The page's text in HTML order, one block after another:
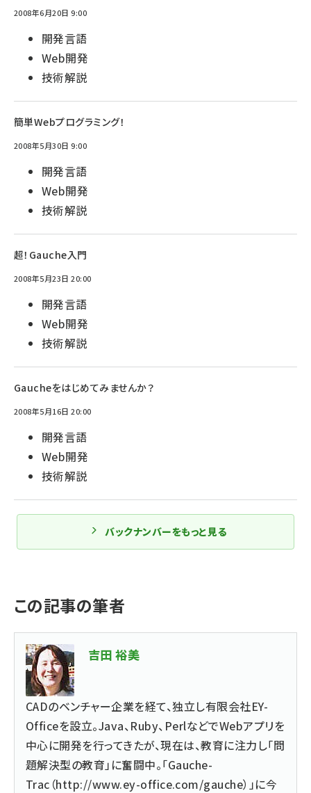
2008年6月20日 9:00
開発言語
Web開発
技術解説
簡単Webプログラミング！
2008年5月30日 9:00
開発言語
Web開発
技術解説
超！Gauche入門
2008年5月23日 20:00
開発言語
Web開発
技術解説
Gaucheをはじめてみませんか？
2008年5月16日 20:00
開発言語
Web開発
技術解説
バックナンバーをもっと見る
この記事の筆者
吉田 裕美
CADのベンチャー企業を経て、独立し有限会社EY-
Officeを設立。Java、Ruby、PerlなどでWebアプリを
中心に開発を行ってきたが、現在は、教育に注力し「問
題解決型の教育」に奮闘中。「Gauche-
Trac（http://www.ey-office.com/gauche）」に今